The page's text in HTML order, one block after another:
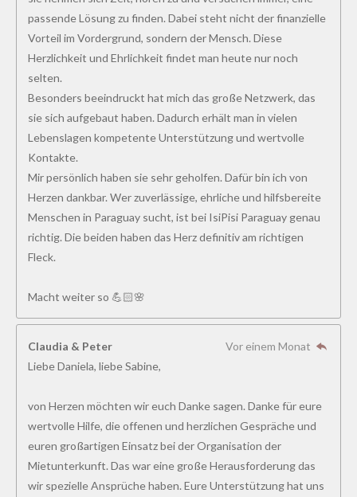
passende Lösung zu finden. Dabei steht nicht der finanzielle
Vorteil im Vordergrund, sondern der Mensch. Diese
Herzlichkeit und Ehrlichkeit findet man heute nur noch
selten.
Besonders beeindruckt hat mich das große Netzwerk, das
sie sich aufgebaut haben. Dadurch erhält man in vielen
Lebenslagen kompetente Unterstützung und wertvolle
Kontakte.
Mir persönlich haben sie sehr geholfen. Dafür bin ich von
Herzen dankbar. Wer zuverlässige, ehrliche und hilfsbereite
Menschen in Paraguay sucht, ist bei IsiPisi Paraguay genau
richtig. Die beiden haben das Herz definitiv am richtigen
Fleck.
Macht weiter so 💪🏻🌸
Claudia & Peter
Vor einem Monat
Liebe Daniela, liebe Sabine,
von Herzen möchten wir euch Danke sagen. Danke für eure
wertvolle Hilfe, die offenen und herzlichen Gespräche und
euren großartigen Einsatz bei der Organisation der
Mietunterkunft. Das war eine große Herausforderung das
wir spezielle Ansprüche haben. Eure Unterstützung hat uns